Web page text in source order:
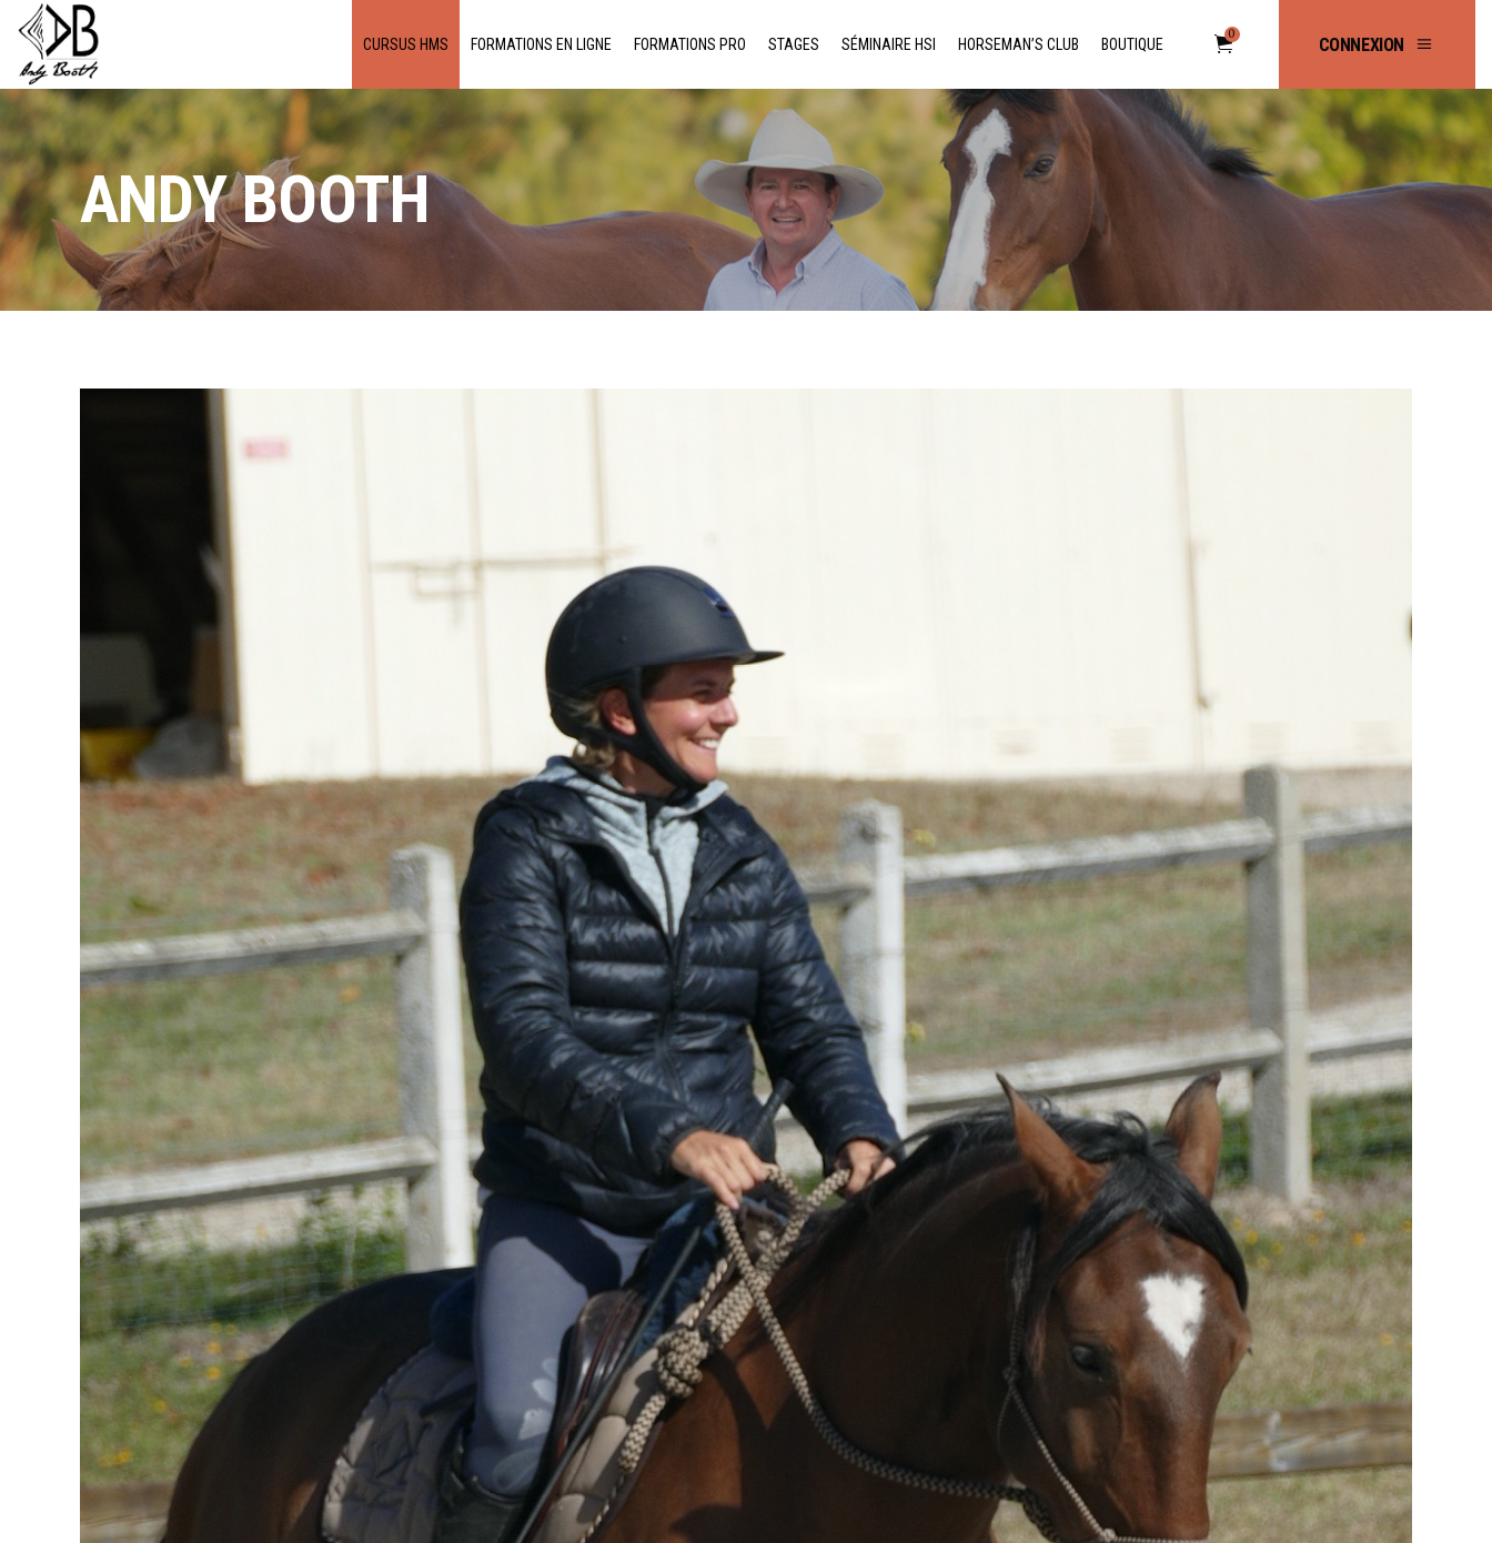
CURSUS HMS FORMATIONS EN LIGNE FORMATIONS PRO STAGES SÉMINAIRE HSI HORSEMAN’S CLUB BOUTIQUE
0
No products in the cart.
CONNEXION
ANDY BOOTH